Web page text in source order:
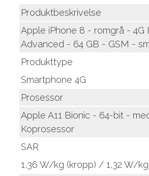
Produktbeskrivelse
Apple iPhone 8 - romgrå - 4G
Advanced - 64 GB - GSM -
Produkttype
Smartphone 4G
Prosessor
Apple A11 Bionic - 64-bit -
Koprosessor
SAR
1,36 W/kg (kropp) / 1,32 W/